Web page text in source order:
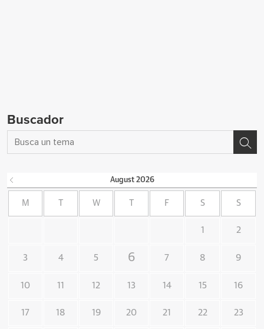
Buscador
August 2026
M W F S S
1 2
3 4 5 6 7 8 9
10 11 12 13 14 15 16
17 18 19 20 21 22 23